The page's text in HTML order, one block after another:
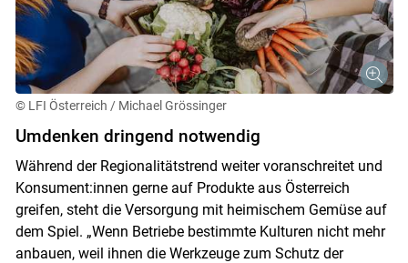
© LFI Österreich / Michael Grössinger
Umdenken dringend notwendig
Während der Regionalitätstrend weiter voranschreitet und
Konsument:innen gerne auf Produkte aus Österreich
greifen, steht die Versorgung mit heimischem Gemüse auf
dem Spiel. „Wenn Betriebe bestimmte Kulturen nicht mehr
anbauen, weil ihnen die Werkzeuge zum Schutz der